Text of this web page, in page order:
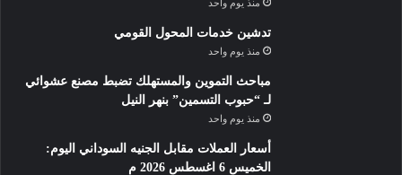
منذ يوم واحد
تدشين خدمات المحول القومي
منذ يوم واحد
مباحث التموين والمستهلك تضبط مصنع عشوائي
لـ “حبوب التسمين” بنهر النيل
منذ يوم واحد
أسعار العملات مقابل الجنيه السوداني اليوم:
الخميس 6 اغسطس 2026 م